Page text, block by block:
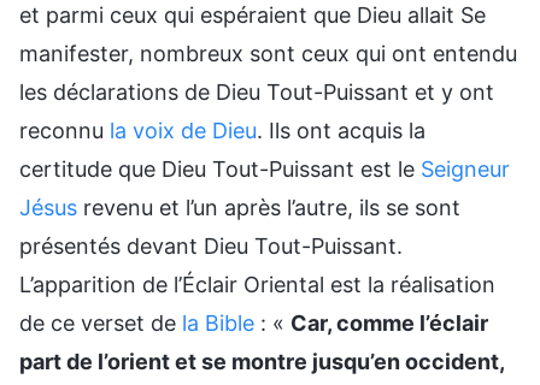
et parmi ceux qui espéraient que Dieu allait Se
manifester, nombreux sont ceux qui ont entendu
les déclarations de Dieu Tout-Puissant et y ont
reconnu la voix de Dieu. Ils ont acquis la
certitude que Dieu Tout-Puissant est le Seigneur
Jésus revenu et l’un après l’autre, ils se sont
présentés devant Dieu Tout-Puissant.
L’apparition de l’Éclair Oriental est la réalisation
de ce verset de la Bible : « Car, comme l’éclair
part de l’orient et se montre jusqu’en occident,